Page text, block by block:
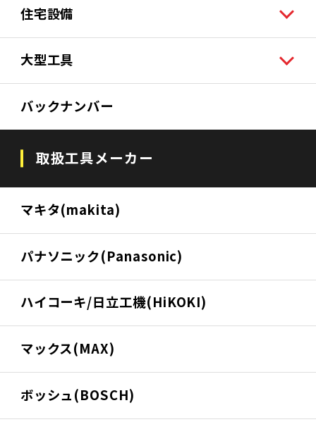
住宅設備
大型工具
バックナンバー
取扱工具メーカー
マキタ(makita)
パナソニック(Panasonic)
ハイコーキ/日立工機(HiKOKI)
マックス(MAX)
ボッシュ(BOSCH)